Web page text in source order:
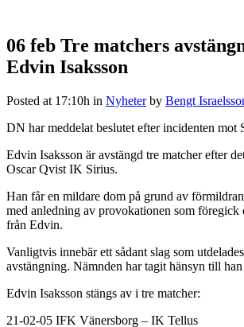
06 feb Tre matchers
Edvin Isaksson
Posted at 17:10h in Nyheter by Bengt
DN har meddelat beslutet efter incidenten mot
Edvin Isaksson är avstängd tre matcher efter
Oscar Qvist IK Sirius.
Han får en mildare dom på grund av
med anledning av provokationen som föregick
från Edvin.
Vanligtvis innebär ett sådant slag som
avstängning. Nämnden har tagit hänsyn till
Edvin Isaksson stängs av i tre matcher:
21-02-05 IFK Vänersborg – IK Tellus